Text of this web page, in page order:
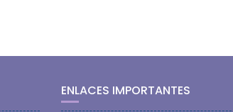
ENLACES IMPORTANTES